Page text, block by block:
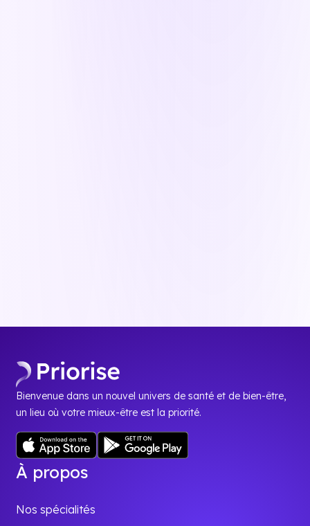
Bienvenue dans un nouvel univers de santé et de bien-être,
un lieu où votre mieux-être est la priorité.
À propos
Nos spécialités